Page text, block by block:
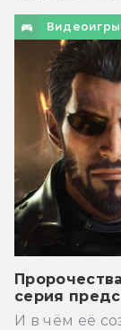
Видеоигры
серия
И в чём её